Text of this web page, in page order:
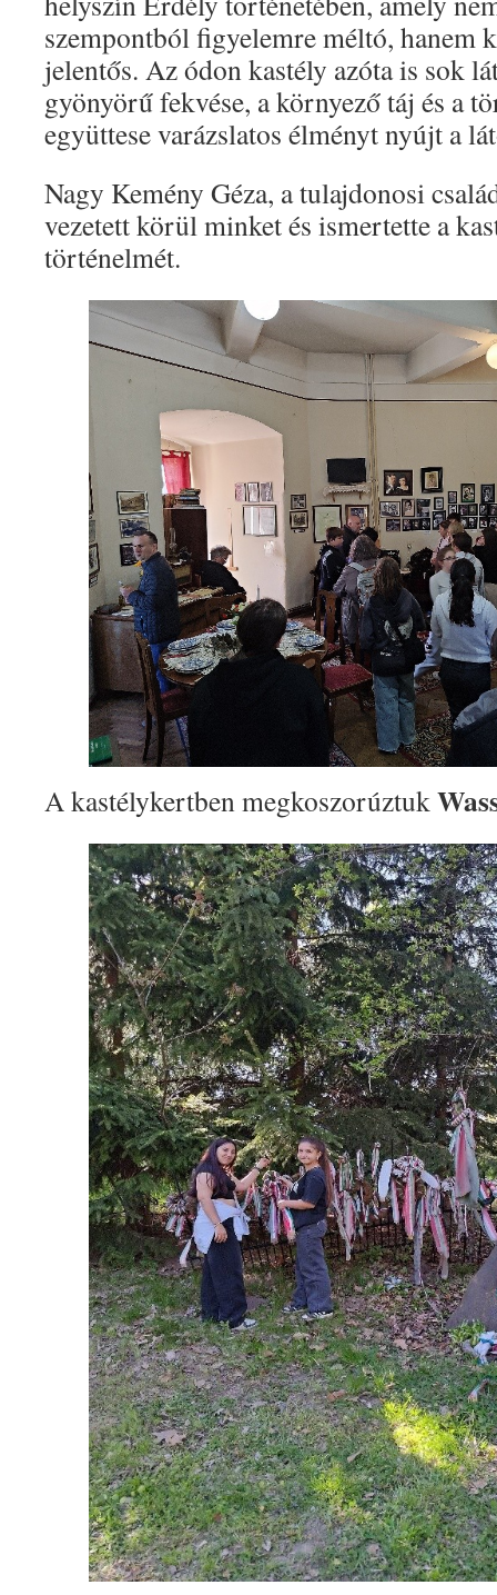
szempontból figyelemre méltó, hanem
jelentős. Az ódon kastély azóta is sok
gyönyörű fekvése, a környező táj és a
együttese varázslatos élményt nyújt a
Nagy Kemény Géza, a tulajdonosi
vezetett körül minket és ismertette a
történelmét.
A kastélykertben megkoszorúztuk